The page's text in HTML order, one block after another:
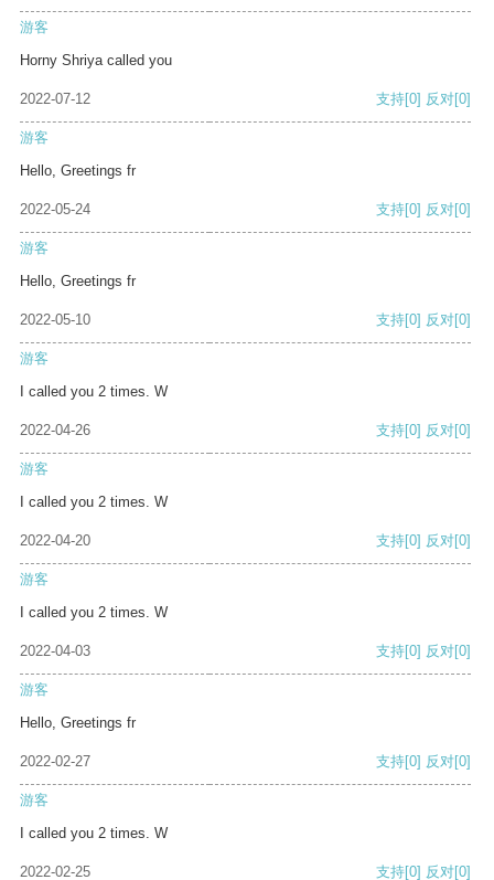
游客
Horny Shriya called you
2022-07-12 支持[0] 反对[0]
游客
Hello, Greetings fr
2022-05-24 支持[0] 反对[0]
游客
Hello, Greetings fr
2022-05-10 支持[0] 反对[0]
游客
I called you 2 times. W
2022-04-26 支持[0] 反对[0]
游客
I called you 2 times. W
2022-04-20 支持[0] 反对[0]
游客
I called you 2 times. W
2022-04-03 支持[0] 反对[0]
游客
Hello, Greetings fr
2022-02-27 支持[0] 反对[0]
游客
I called you 2 times. W
2022-02-25 支持[0] 反对[0]